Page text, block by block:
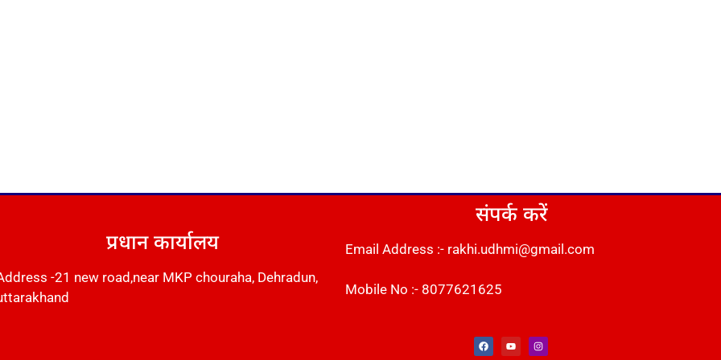
प्रधान कार्यालय
-21 new road,near MKP chouraha, Dehradun,
संपर्क करें
Email Address :- rakhi.udhmi@gmail.com
Mobile No :- 8077621625